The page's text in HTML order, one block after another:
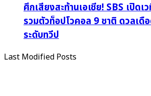
ศึกเสียงสะท้านเอเชีย! SBS เปิด
รวมตัวท็อปโวคอล 9 ชาติ ดวลเดื
ระดับทวีป
Last Modified Posts